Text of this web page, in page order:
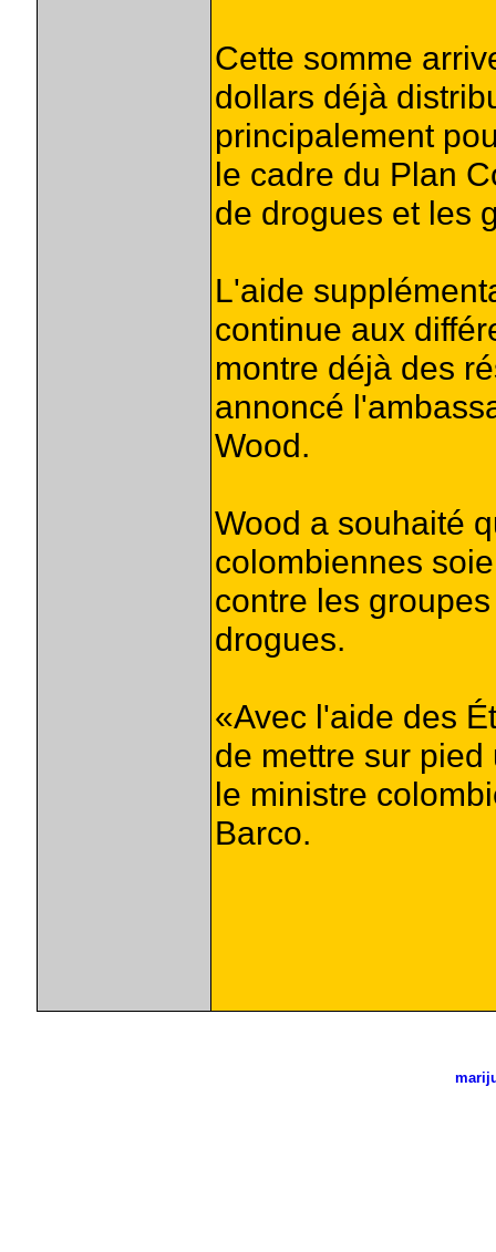
Cette somme
dollars déjà
principalement
le cadre du Plan
de drogues et les
L'aide
continue aux
montre déjà des
annoncé
Wood.
Wood a souhaité
colombiennes
contre les
drogues.
«Avec l'aide des
de mettre sur
le ministre
Barco.